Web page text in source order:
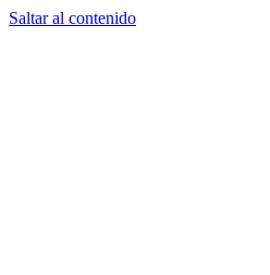
Saltar al contenido